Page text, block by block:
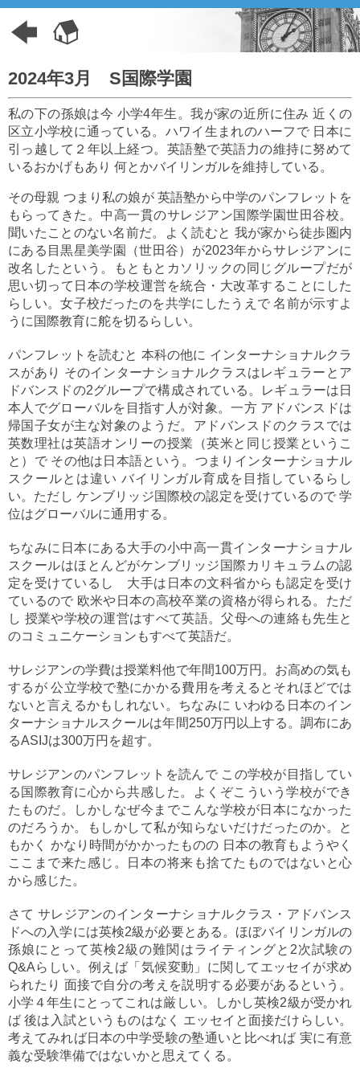
2024年3月 S国際学園
私の下の孫娘は今 小学4年生。我が家の近所に住み 近くの
区立小学校に通っている。ハワイ生まれのハーフで 日本に
引っ越して２年以上経つ。英語塾で英語力の維持に努めて
いるおかげもあり 何とかバイリンガルを維持している。
その母親 つまり私の娘が 英語塾から中学のパンフレットを
もらってきた。中高一貫のサレジアン国際学園世田谷校。
聞いたことのない名前だ。よく読むと 我が家から徒歩圏内
にある目黒星美学園（世田谷）が2023年からサレジアンに
改名したという。もともとカソリックの同じグループだが
思い切って日本の学校運営を統合・大改革することにした
らしい。女子校だったのを共学にしたうえで 名前が示すよ
うに国際教育に舵を切るらしい。
パンフレットを読むと 本科の他に インターナショナルクラ
スがあり そのインターナショナルクラスはレギュラーとア
ドバンスドの2グループで構成されている。レギュラーは日
本人でグローバルを目指す人が対象。一方 アドバンスドは
帰国子女が主な対象のようだ。アドバンスドのクラスでは
英数理社は英語オンリーの授業（英米と同じ授業というこ
と）で その他は日本語という。つまりインターナショナル
スクールとは違い バイリンガル育成を目指しているらし
い。ただし ケンブリッジ国際校の認定を受けているので 学
位はグローバルに通用する。
ちなみに日本にある大手の小中高一貫インターナショナル
スクールはほとんどがケンブリッジ国際カリキュラムの認
定を受けているし 大手は日本の文科省からも認定を受け
ているので 欧米や日本の高校卒業の資格が得られる。ただ
し 授業や学校の運営はすべて英語。父母への連絡も先生と
のコミュニケーションもすべて英語だ。
サレジアンの学費は授業料他で年間100万円。お高めの気も
するが 公立学校で塾にかかる費用を考えるとそれほどでは
ないと言えるかもしれない。ちなみに いわゆる日本のイン
ターナショナルスクールは年間250万円以上する。調布にあ
るASIJは300万円を超す。
サレジアンのパンフレットを読んで この学校が目指してい
る国際教育に心から共感した。よくぞこういう学校ができ
たものだ。しかしなぜ今までこんな学校が日本になかった
のだろうか。もしかして私が知らないだけだったのか。と
もかく かなり時間がかかったものの 日本の教育もようやく
ここまで来た感じ。日本の将来も捨てたものではないと心
から感じた。
さて サレジアンのインターナショナルクラス・アドバンス
ドへの入学には英検2級が必要とある。ほぼバイリンガルの
孫娘にとって英検2級の難関はライティングと2次試験の
Q&Aらしい。例えば「気候変動」に関してエッセイが求め
られたり 面接で自分の考えを説明する必要があるという。
小学４年生にとってこれは厳しい。しかし英検2級が受かれ
ば 後は入試というものはなく エッセイと面接だけらしい。
考えてみれば日本の中学受験の塾通いと比べれば 実に有意
義な受験準備ではないかと思えてくる。